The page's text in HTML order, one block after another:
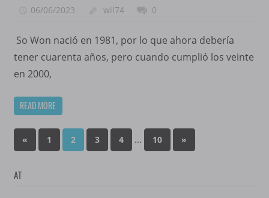
06/06/2023 wil74 0
So Won nació en 1981, por lo que ahora debería
tener cuarenta años, pero cuando cumplió los veinte
en 2000,
READ MORE
Paginación
entradas
«Previous
Posts
1 2 3 4 … 10
Next
Posts
»
AT